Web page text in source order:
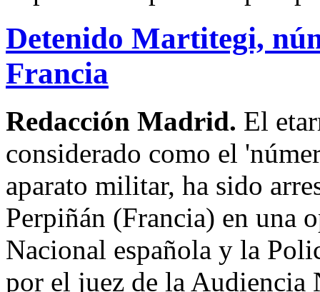
Detenido Martitegi,
Francia
Redacción Madrid. El
considerado como el
aparato militar, ha sido
Perpiñán (Francia) en una
Nacional española y la
por el juez de la Audiencia